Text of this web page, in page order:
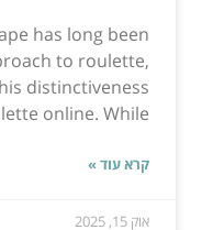
has long been
to roulette,
distinctiveness
online. While...
קרא עוד »
אוק 15, 2025